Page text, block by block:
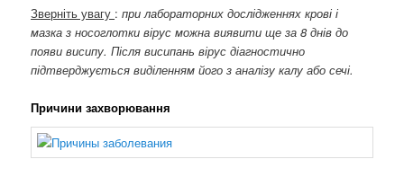
Зверніть увагу :при лабораторних дослідженнях крові і
мазка з носоглотки вірус можна виявити ще за 8 днів до
появи висипу. Після висипань вірус діагностично
підтверджується виділенням його з аналізу калу або сечі.
Причини захворювання